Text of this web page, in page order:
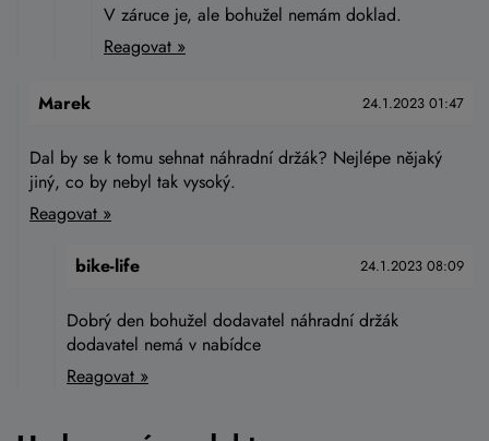
V záruce je, ale bohužel nemám doklad.
Reagovat »
Marek 24.1.2023 01:47
Dal by se k tomu sehnat náhradní držák? Nejlépe nějaký
jiný, co by nebyl tak vysoký.
Reagovat »
bike-life 24.1.2023 08:09
Dobrý den bohužel dodavatel náhradní držák
dodavatel nemá v nabídce
Reagovat »